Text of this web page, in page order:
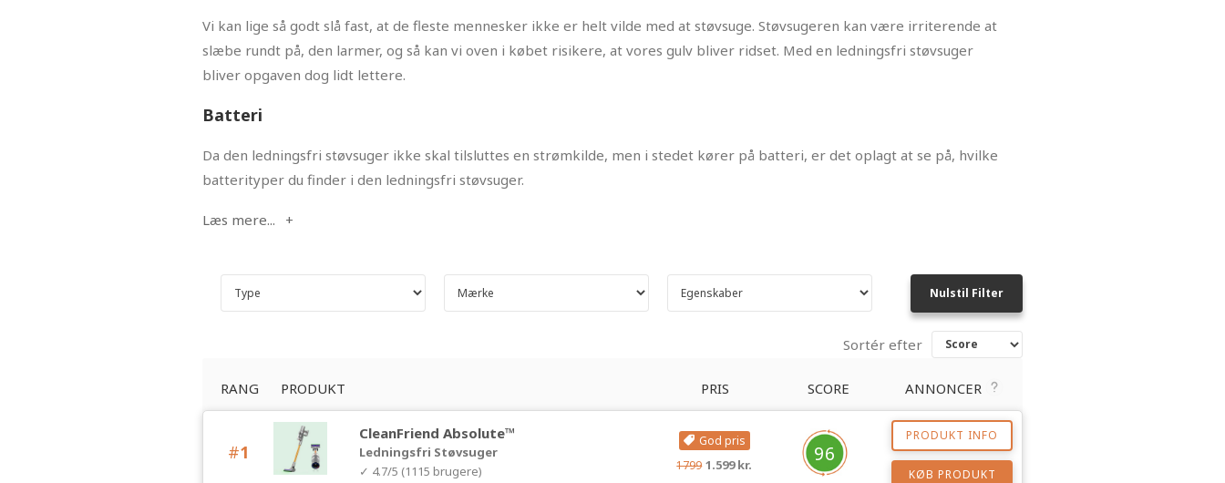
Vi kan lige så godt slå fast, at de fleste mennesker ikke er helt vilde med at støvsuge. Støvsugeren kan være irriterende at
slæbe rundt på, den larmer, og så kan vi oven i købet risikere, at vores gulv bliver ridset. Med en ledningsfri støvsuger
bliver opgaven dog lidt lettere.
Batteri
Da den ledningsfri støvsuger ikke skal tilsluttes en strømkilde, men i stedet kører på batteri, er det oplagt at se på, hvilke
batterityper du finder i den ledningsfri støvsuger.
Nulstil Filter
Sortér efter
RANG PRODUKT PRIS SCORE ANNONCER
#1
CleanFriend Absolute™
Ledningsfri Støvsuger
✓ 4.7/5 (1115 brugere)
God pris
1799 1.599 kr. 96
PRODUKT INFO
KØB PRODUKT